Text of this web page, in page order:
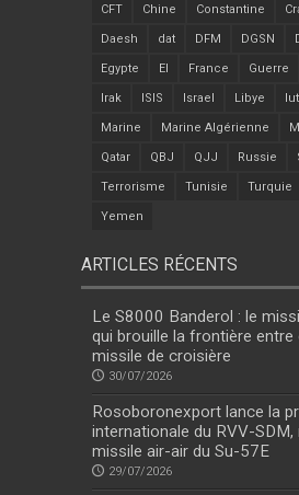
CFT Chine Constantine
Daesh dat DFM DGSN
Egypte EI France Guerre
Irak ISIS Israel Libye
Marine Marine Algérienne
Qatar QBJ QJJ Russie
Terrorisme Tunisie Turquie
Yemen
ARTICLES RÉCENTS
Le S8000 Banderol : le
qui brouille la frontière entre
missile de croisière
30/07/2026
Rosoboronexport lance la
internationale du RVV-SDM,
missile air-air du Su-57E
29/07/2026